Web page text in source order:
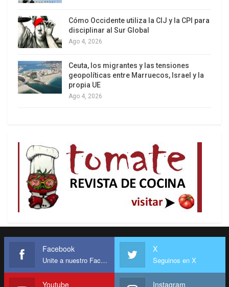
Los latinos le van dando la espalda a Trump
Cómo Occidente utiliza la CIJ y la CPI para
disciplinar al Sur Global
Ago 4, 2026
Ceuta, los migrantes y las tensiones
geopolíticas entre Marruecos, Israel y la
propia UE
Ago 4, 2026
Facebook
Unite a nuestro Facebook
X
Seguinos en X
Youtube Instagram